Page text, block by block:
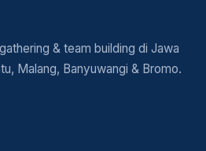
& team building di Jawa
Malang, Banyuwangi & Bromo.